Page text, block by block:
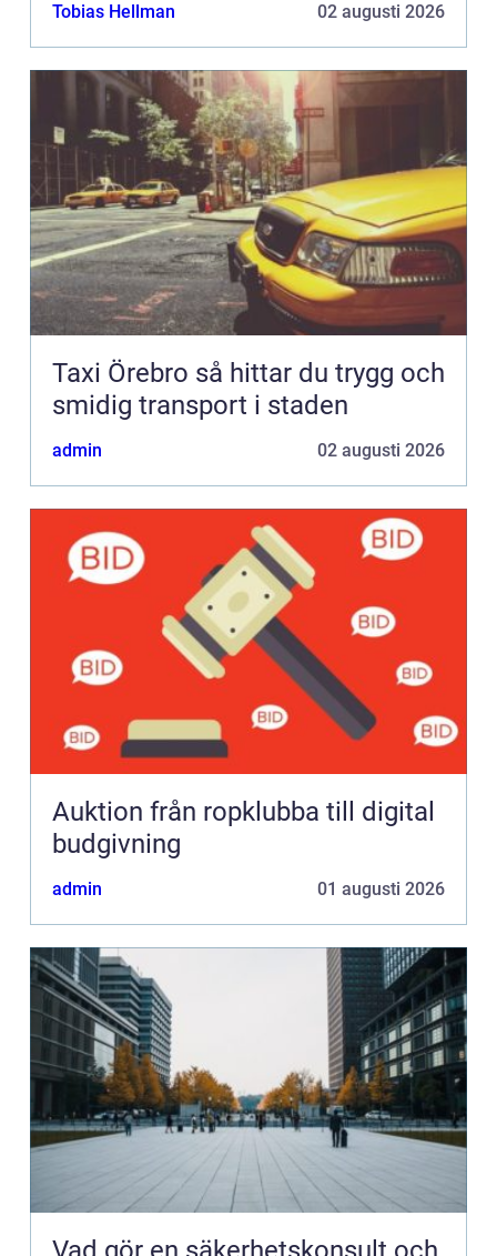
Tobias Hellman 02 augusti 2026
Taxi Örebro så hittar du trygg och
smidig transport i staden
admin 02 augusti 2026
Auktion från ropklubba till digital
budgivning
admin 01 augusti 2026